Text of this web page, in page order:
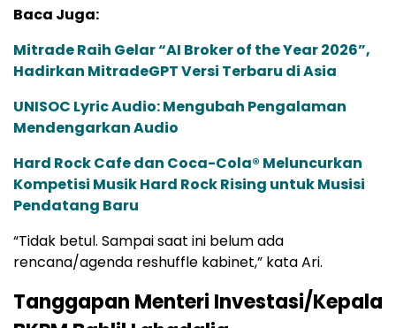
Baca Juga:
Mitrade Raih Gelar “AI Broker of the Year 2026”,
Hadirkan MitradeGPT Versi Terbaru di Asia
UNISOC Lyric Audio: Mengubah Pengalaman
Mendengarkan Audio
Hard Rock Cafe dan Coca-Cola® Meluncurkan
Kompetisi Musik Hard Rock Rising untuk Musisi
Pendatang Baru
“Tidak betul. Sampai saat ini belum ada
rencana/agenda reshuffle kabinet,” kata Ari.
Tanggapan Menteri Investasi/Kepala